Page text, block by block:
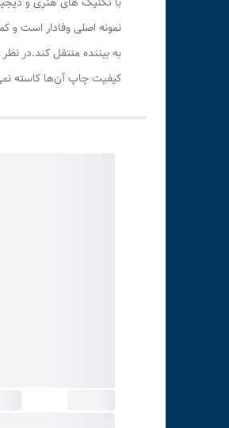
نمونه اصلی وفادار است
به بیننده منتقل کند.در
کیفیت چاپ آن‌ها کاسته